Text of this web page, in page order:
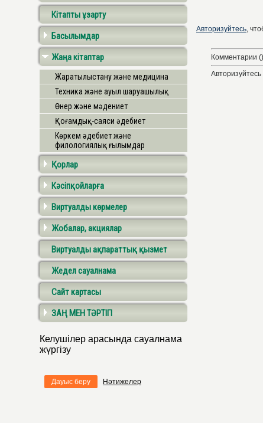
Кітапты ұзарту
Басылымдар
Жаңа кітаптар
Жаратылыстану және медицина
Техника және ауыл шаруашылық
Өнер және мәдениет
Қоғамдық-саяси әдебиет
Көркем әдебиет және
филологиялық ғылымдар
Қорлар
Кәсіпқойларға
Виртуалды көрмелер
Жобалар, акциялар
Виртуалды ақпараттық қызмет
Жедел сауалнама
Сайт картасы
ЗАҢ МЕН ТӘРТІП
Келушілер арасында сауалнама
жүргізу
Дауыс беру Нәтижелер
Авторизуйтесь,
Комментарии ()